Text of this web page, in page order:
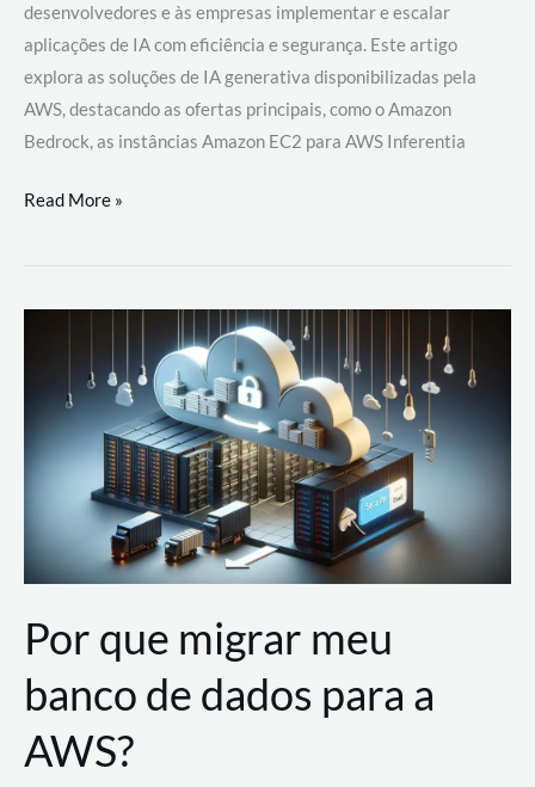
desenvolvedores e às empresas implementar e escalar
aplicações de IA com eficiência e segurança. Este artigo
explora as soluções de IA generativa disponibilizadas pela
AWS, destacando as ofertas principais, como o Amazon
Bedrock, as instâncias Amazon EC2 para AWS Inferentia
Utilizando
Soluções
AWS
Read More »
Por que migrar meu
banco de dados para a
AWS?